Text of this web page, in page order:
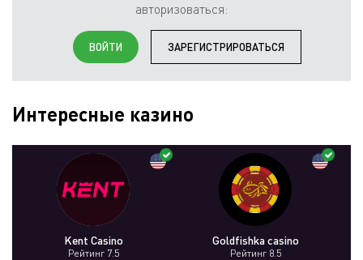
авторизоваться:
ВОЙТИ ЗАРЕГИСТРИРОВАТЬСЯ
Интересные казино
Kent Casino
Рейтинг 7.5
Goldfishka casino
Рейтинг 8.5